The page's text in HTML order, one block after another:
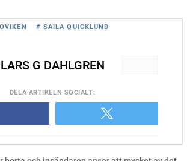
# SAILA QUICKLUND
LARS G DAHLGREN
DELA ARTIKELN SOCIALT: